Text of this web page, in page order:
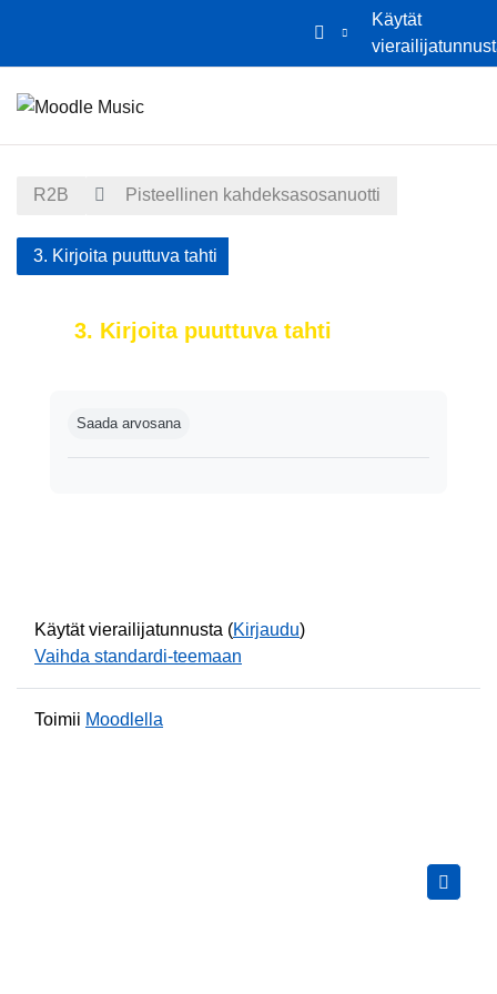
Käytät
R2B Pisteellinen kahdeksasosanuotti
3. Kirjoita puuttuva tahti
3. Kirjoita puuttuva tahti
Saada arvosana
Käytät vierailijatunnusta (Kirjaudu)
Vaihda standardi-teemaan
Toimii Moodlella